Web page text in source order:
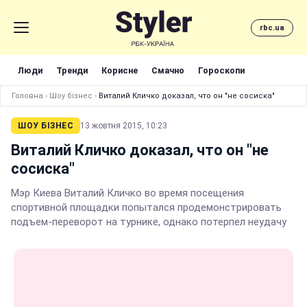
rbc.ua
Люди Тренди Корисне Смачно Гороскопи
Головна › Шоу бізнес › Виталий Кличко доказал, что он "не сосиска"
ШОУ БІЗНЕС 13 жовтня 2015, 10:23
Виталий Кличко доказал, что он "не
сосиска"
Мэр Киева Виталий Кличко во время посещения
спортивной площадки попытался продемонстрировать
подъем-переворот на турнике, однако потерпел неудачу